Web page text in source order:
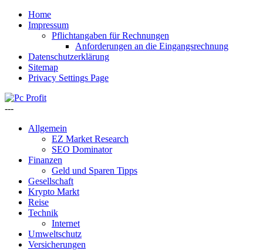
Home
Impressum
Pflichtangaben für Rechnungen
Anforderungen an die Eingangsrechnung
Datenschutzerklärung
Sitemap
Privacy Settings Page
---
Allgemein
EZ Market Research
SEO Dominator
Finanzen
Geld und Sparen Tipps
Gesellschaft
Krypto Markt
Reise
Technik
Internet
Umweltschutz
Versicherungen